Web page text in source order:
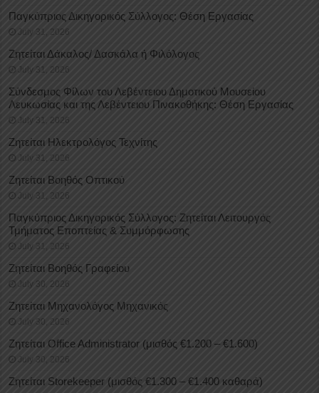
Παγκύπριος Δικηγορικός Σύλλογος: Θέση Εργασίας
July 31, 2026
Ζητείται Δάκαλος/ Δασκάλα ή Φιλόλογος
July 31, 2026
Σύνδεσμος Φίλων του Λεβέντειου Δημοτικού Μουσείου
Λευκωσίας και της Λεβέντειου Πινακοθήκης: Θέση Εργασίας
July 31, 2026
Ζητείται Ηλεκτρολόγος Τεχνίτης
July 31, 2026
Ζητείται Βοηθός Οπτικού
July 31, 2026
Παγκύπριος Δικηγορικός Σύλλογος: Ζητείται Λειτουργός
Τμήματος Εποπτείας & Συμμόρφωσης
July 31, 2026
Ζητείται Βοηθός Γραφείου
July 30, 2026
Ζητείται Μηχανολόγος Μηχανικός
July 30, 2026
Ζητείται Office Administrator (μισθός €1.200 – €1.600)
July 30, 2026
Ζητείται Storekeeper (μισθός €1.300 – €1.400 καθαρά)